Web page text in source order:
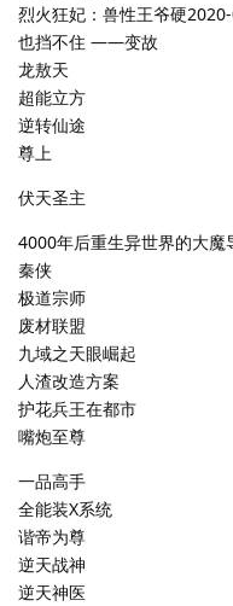
烈火狂妃：兽性王爷硬
也挡不住 ——变故
龙敖天
超能立方
逆转仙途
尊上
伏天圣主
4000年后重生异世界的大魔
秦侠
极道宗师
废材联盟
九域之天眼崛起
人渣改造方案
护花兵王在都市
嘴炮至尊
一品高手
全能装X系统
谐帝为尊
逆天战神
逆天神医